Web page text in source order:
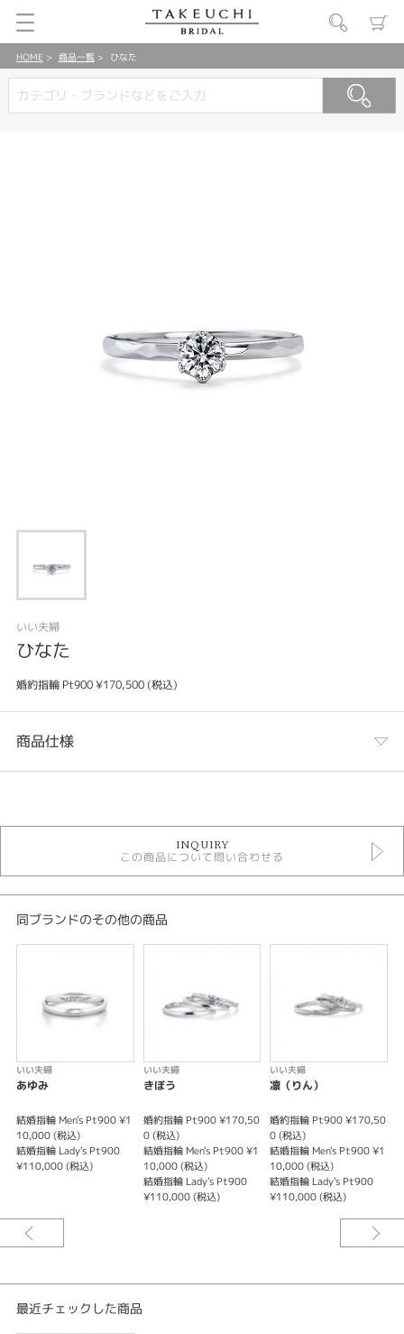
HOME 商品一覧 ひなた
いい夫婦
ひなた
婚約指輪 Pt900 ¥170,500 (税込)
商品仕様
婚約指輪
いい夫婦 ＞ 婚約指輪
デザイン
テイスト
婚約指輪 シンプル
紹介文
れたブライダルリングブランドです。婚約指輪＆結婚指輪プラチナ3本セッ
トで23万円＋税とどのリングを組み合わせても合計金額が同じ定額制となっ
ております。婚約指輪のみ結婚指輪のみでもオーダー可能です。
※価格は税込みとなります。
※センターダイヤの価格は含まれます。
INQUIRY
この商品について問い合わせる
同ブランドのその他の商品
いい夫婦
あゆみ
結婚指輪 Men's Pt900 ¥1
10,000 (税込)
結婚指輪 Lady's Pt900
¥110,000 (税込)
いい夫婦
きぼう
婚約指輪 Pt900 ¥170,50
0 (税込)
結婚指輪 Men's Pt900 ¥1
10,000 (税込)
結婚指輪 Lady's Pt900
¥110,000 (税込)
いい夫婦
凛（りん）
婚約指輪 Pt900 ¥170,50
0 (税込)
結婚指輪 Men's Pt900 ¥1
10,000 (税込)
結婚指輪 Lady's Pt900
¥110,000 (税込)
最近チェックした商品